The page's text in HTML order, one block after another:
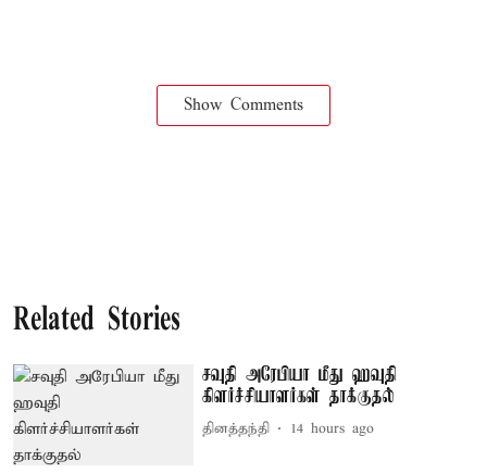
Show Comments
Related Stories
சவுதி அரேபியா மீது ஹவுதி
கிளர்ச்சியாளர்கள் தாக்குதல்
தினத்தந்தி 14 hours ago